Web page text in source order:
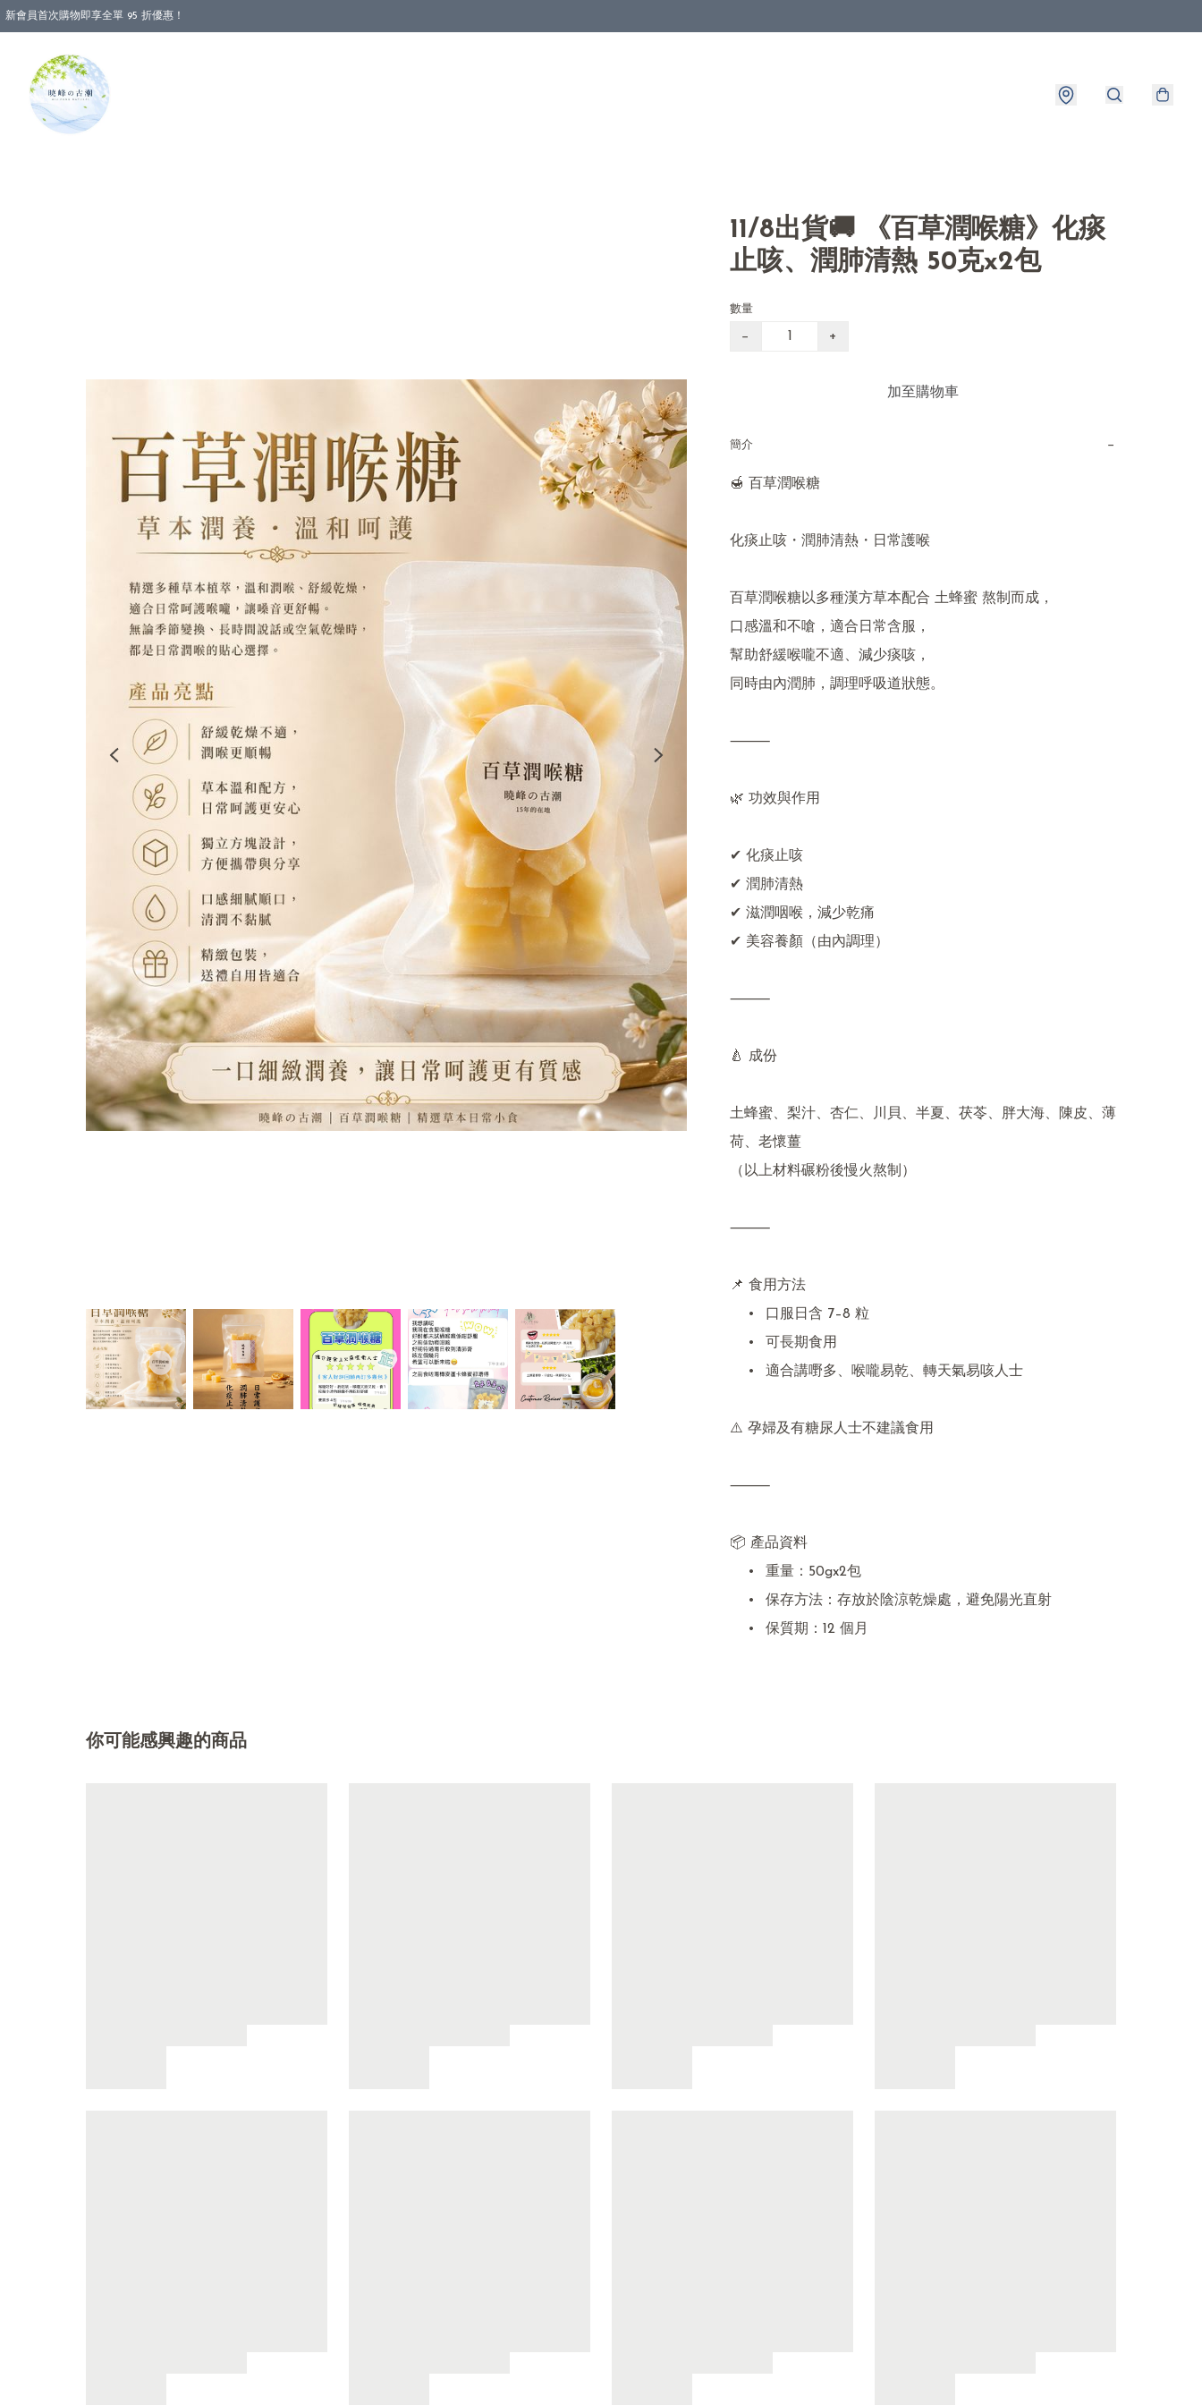
新會員首次購物即享全單 95 折優惠！
11/8出貨🚚 《百草潤喉糖》化痰
止咳、潤肺清熱 50克x2包
數量
− +
加至購物車
簡介 −
🍯 百草潤喉糖
化痰止咳・潤肺清熱・日常護喉
百草潤喉糖以多種漢方草本配合 土蜂蜜 熬制而成，
口感溫和不嗆，適合日常含服，
幫助舒緩喉嚨不適、減少痰咳，
同時由內潤肺，調理呼吸道狀態。
⸻
🌿 功效與作用
✔ 化痰止咳
✔ 潤肺清熱
✔ 滋潤咽喉，減少乾痛
✔ 美容養顏（由內調理）
⸻
🍐 成份
土蜂蜜、梨汁、杏仁、川貝、半夏、茯苓、胖大海、陳皮、薄
荷、老懷薑
（以上材料碾粉後慢火熬制）
⸻
📌 食用方法
⚠️ 孕婦及有糖尿人士不建議食用
⸻
📦 產品資料
你可能感興趣的商品